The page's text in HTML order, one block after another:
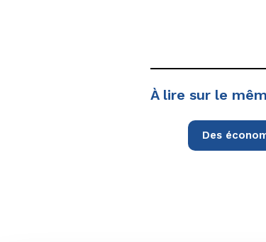
À lire sur le
Des